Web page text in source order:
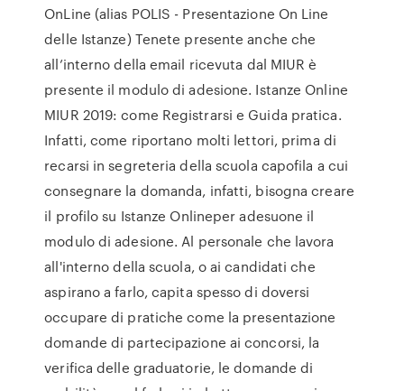
OnLine (alias POLIS - Presentazione On Line
delle Istanze) Tenete presente anche che
all’interno della email ricevuta dal MIUR è
presente il modulo di adesione. Istanze Online
MIUR 2019: come Registrarsi e Guida pratica.
Infatti, come riportano molti lettori, prima di
recarsi in segreteria della scuola capofila a cui
consegnare la domanda, infatti, bisogna creare
il profilo su Istanze Onlineper adesuone il
modulo di adesione. Al personale che lavora
all'interno della scuola, o ai candidati che
aspirano a farlo, capita spesso di doversi
occupare di pratiche come la presentazione
domande di partecipazione ai concorsi, la
verifica delle graduatorie, le domande di